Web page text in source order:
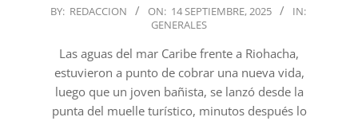
2025-
14
BY: REDACCION ON: 14 SEPTIEMBRE, 2025
IN:
GENERALES
Las aguas del mar Caribe frente a Riohacha,
estuvieron a punto de cobrar una nueva vida,
luego que un joven bañista, se lanzó desde la
punta del muelle turístico, minutos después lo